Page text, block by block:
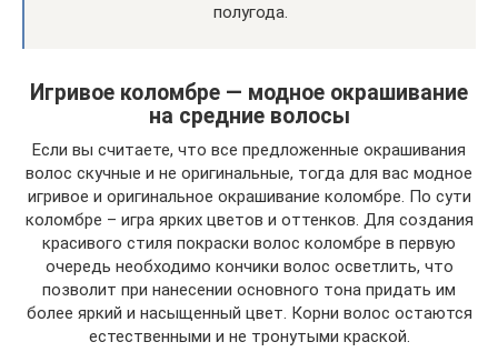
полугода.
Игривое коломбре — модное окрашивание
на средние волосы
Если вы считаете, что все предложенные окрашивания
волос скучные и не оригинальные, тогда для вас модное
игривое и оригинальное окрашивание коломбре. По сути
коломбре – игра ярких цветов и оттенков. Для создания
красивого стиля покраски волос коломбре в первую
очередь необходимо кончики волос осветлить, что
позволит при нанесении основного тона придать им
более яркий и насыщенный цвет. Корни волос остаются
естественными и не тронутыми краской.